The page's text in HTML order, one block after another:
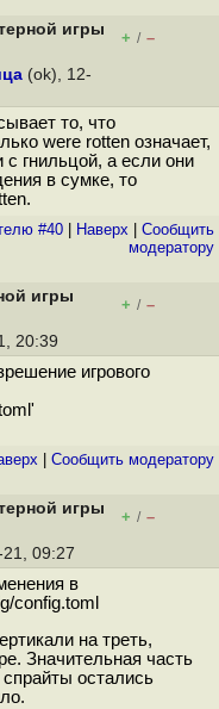
игры
+ / –
(ok), 12-
то, что
were rotten означает,
гнильцой, а если они
в сумке, то
#40 Наверх
Cообщить
модератору
игры
+ / –
20:39
игрового
Cообщить модератору
игры
+ / –
09:27
в
config.toml
на треть,
Значительная часть
остались